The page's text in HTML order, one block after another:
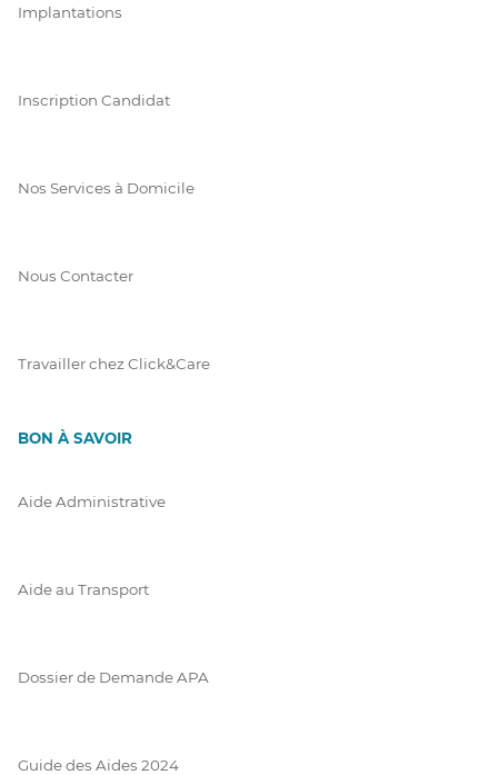
Implantations
Inscription Candidat
Nos Services à Domicile
Nous Contacter
Travailler chez Click&Care
BON À SAVOIR
Aide Administrative
Aide au Transport
Dossier de Demande APA
Guide des Aides 2024